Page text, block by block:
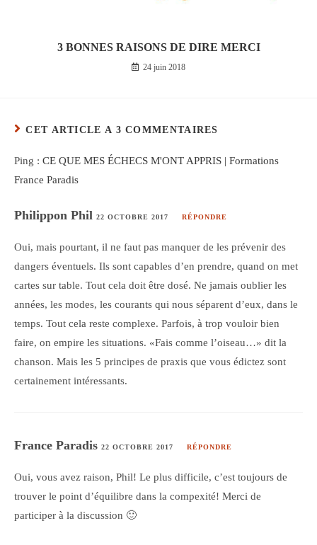
3 BONNES RAISONS DE DIRE MERCI
24 juin 2018
CET ARTICLE A 3 COMMENTAIRES
Ping : CE QUE MES ÉCHECS M'ONT APPRIS | Formations
France Paradis
Philippon Phil 22 OCTOBRE 2017 RÉPONDRE
Oui, mais pourtant, il ne faut pas manquer de les prévenir des
dangers éventuels. Ils sont capables d’en prendre, quand on met
cartes sur table. Tout cela doit être dosé. Ne jamais oublier les
années, les modes, les courants qui nous séparent d’eux, dans le
temps. Tout cela reste complexe. Parfois, à trop vouloir bien
faire, on empire les situations. «Fais comme l’oiseau…» dit la
chanson. Mais les 5 principes de praxis que vous édictez sont
certainement intéressants.
France Paradis 22 OCTOBRE 2017 RÉPONDRE
Oui, vous avez raison, Phil! Le plus difficile, c’est toujours de
trouver le point d’équilibre dans la compexité! Merci de
participer à la discussion 🙂